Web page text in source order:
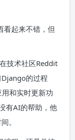
看起来不错，但
技术社区Reddit
Django的过程
和实时更新功
有AI的帮助，他
。